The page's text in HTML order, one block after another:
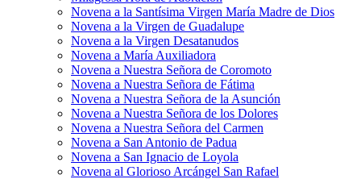
Novena a la Santísima Virgen María Madre de Dios
Novena a la Virgen de Guadalupe
Novena a la Virgen Desatanudos
Novena a María Auxiliadora
Novena a Nuestra Señora de Coromoto
Novena a Nuestra Señora de Fátima
Novena a Nuestra Señora de la Asunción
Novena a Nuestra Señora de los Dolores
Novena a Nuestra Señora del Carmen
Novena a San Antonio de Padua
Novena a San Ignacio de Loyola
Novena al Glorioso Arcángel San Rafael